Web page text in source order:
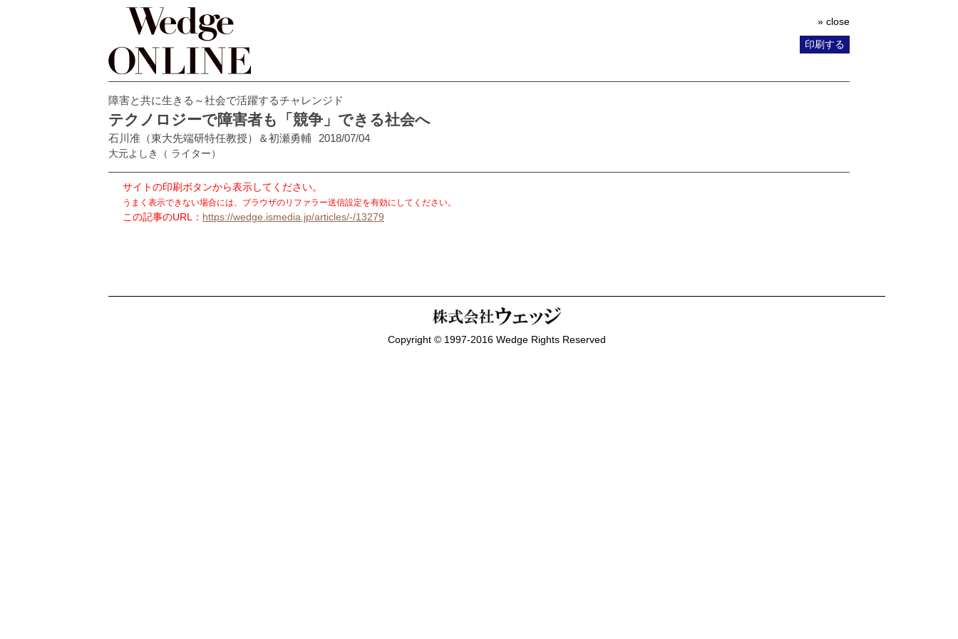
» close
印刷する
障害と共に生きる～社会で活躍するチャレンジド
テクノロジーで障害者も「競争」できる社会へ
石川准（東大先端研特任教授）＆初瀬勇輔 2018/07/04
大元よしき （ ライター）
サイトの印刷ボタンから表示してください。
うまく表示できない場合には、ブラウザのリファラー送信設定を有効にしてください。
この記事のURL： https://wedge.ismedia.jp/articles/-/13279
Copyright © 1997-2016 Wedge Rights Reserved